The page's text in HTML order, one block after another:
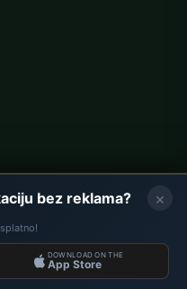
| Namaz Vremena © 2026
×
bez reklama?
DOWNLOAD ON THE
App Store